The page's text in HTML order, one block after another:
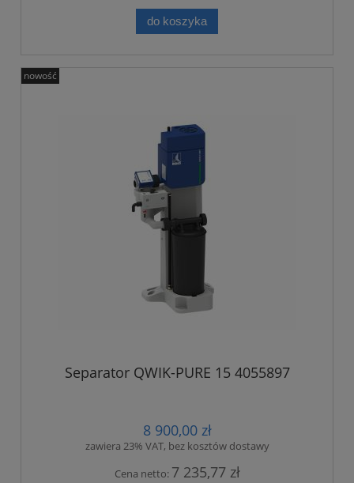
do koszyka
Separator QWIK-PURE 15 4055897
8 900,00 zł
zawiera 23% VAT, bez kosztów dostawy
Cena netto: 7 235,77 zł
nowość